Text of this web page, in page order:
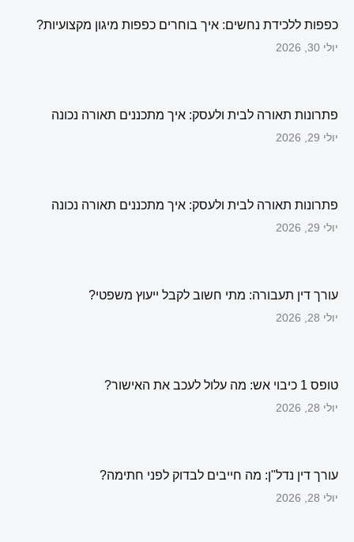
כפפות ללכידת נחשים: איך בוחרים כפפות מיגון מקצועיות?
יולי 30, 2026
פתרונות תאורה לבית ולעסק: איך מתכננים תאורה נכונה
יולי 29, 2026
פתרונות תאורה לבית ולעסק: איך מתכננים תאורה נכונה
יולי 29, 2026
עורך דין תעבורה: מתי חשוב לקבל ייעוץ משפטי?
יולי 28, 2026
טופס 1 כיבוי אש: מה עלול לעכב את האישור?
יולי 28, 2026
עורך דין נדל"ן: מה חייבים לבדוק לפני חתימה?
יולי 28, 2026